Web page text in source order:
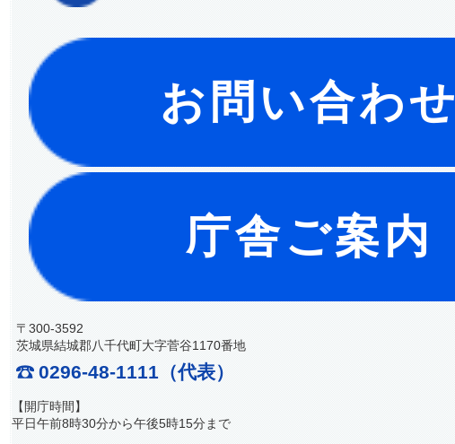
お問い合わせ
庁舎ご案内
〒300-3592
茨城県結城郡八千代町大字菅谷1170番地
0296-48-1111（代表）
【開庁時間】
平日午前8時30分から午後5時15分まで